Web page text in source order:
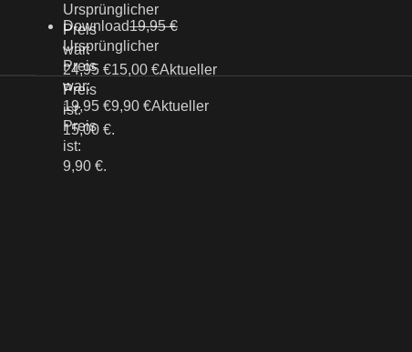
Ursprünglicher
Preis
war:
24,95 €15,00 €Aktueller
Preis
ist:
15,00 €.
Download19,95€
Ursprünglicher
Preis
war:
19,95 €9,90 €Aktueller
Preis
ist:
9,90 €.